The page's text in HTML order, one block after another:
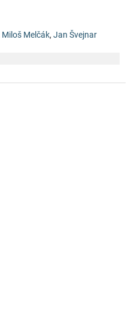
Miloš Melčák, Jan Švejnar